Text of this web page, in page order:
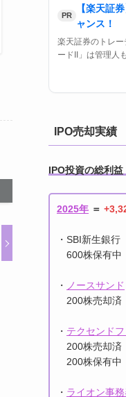
PR
【楽天証
ャンス！
2025年＝
600株保有中
200株売却済
テクセンドフ
200株保有中